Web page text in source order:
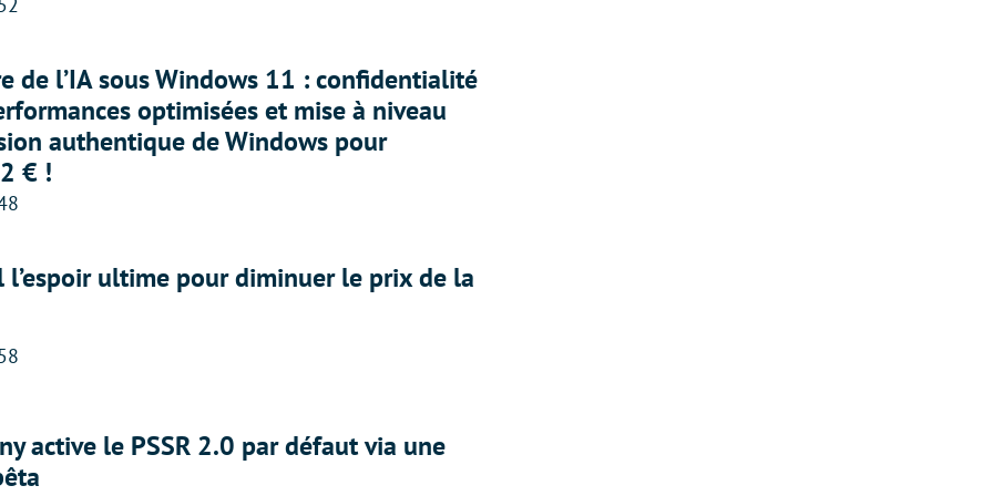
de l’IA sous Windows 11 : confidentialité
optimisées et mise à niveau
authentique de Windows pour
€ !
l’espoir ultime pour diminuer le prix de la
active le PSSR 2.0 par défaut via une